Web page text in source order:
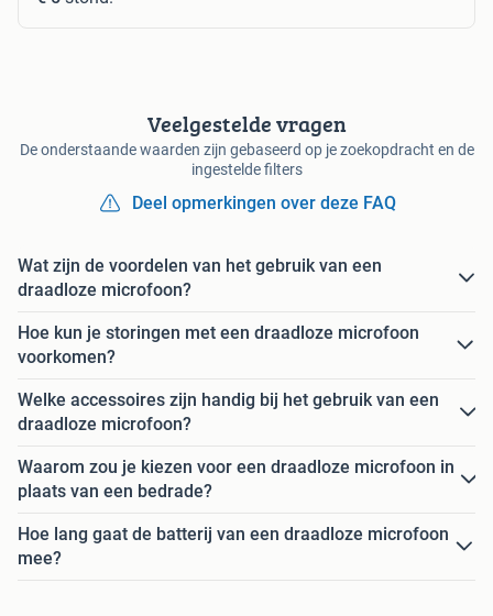
Veelgestelde vragen
De onderstaande waarden zijn gebaseerd op je zoekopdracht en de
ingestelde filters
Deel opmerkingen over deze FAQ
Wat zijn de voordelen van het gebruik van een
draadloze microfoon?
Hoe kun je storingen met een draadloze microfoon
voorkomen?
Welke accessoires zijn handig bij het gebruik van een
draadloze microfoon?
Waarom zou je kiezen voor een draadloze microfoon in
plaats van een bedrade?
Hoe lang gaat de batterij van een draadloze microfoon
mee?